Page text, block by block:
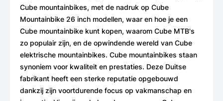
Cube mountainbikes, met de nadruk op Cube
Mountainbike 26 inch modellen, waar en hoe je een
Cube mountainbike kunt kopen, waarom Cube MTB's
zo populair zijn, en de opwindende wereld van Cube
elektrische mountainbikes. Cube mountainbikes staan
synoniem voor kwaliteit en prestaties. Deze Duitse
fabrikant heeft een sterke reputatie opgebouwd
dankzij zijn voortdurende focus op vakmanschap en